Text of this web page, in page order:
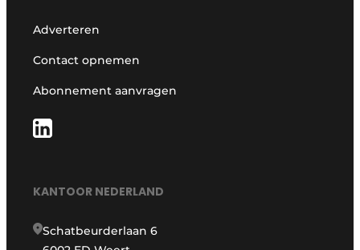
Adverteren
Contact opnemen
Abonnement aanvragen
KANTOOR NEDERLAND
Schatbeurderlaan 6